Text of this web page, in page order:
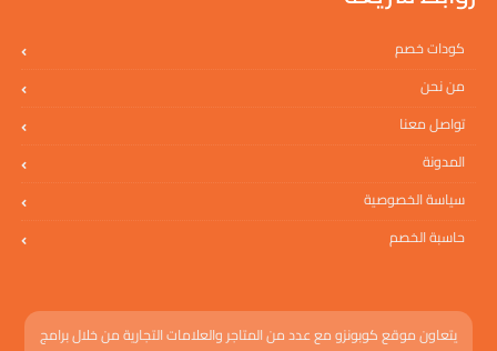
كودات خصم
من نحن
تواصل معنا
المدونة
سياسة الخصوصية
حاسبة الخصم
يتعاون موقع كوبونزو مع عدد من المتاجر والعلامات التجارية من خلال برامج